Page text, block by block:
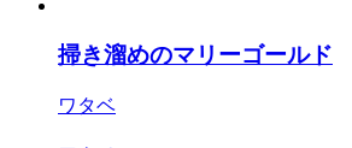
掃き溜めのマリーゴールド
ワタベ